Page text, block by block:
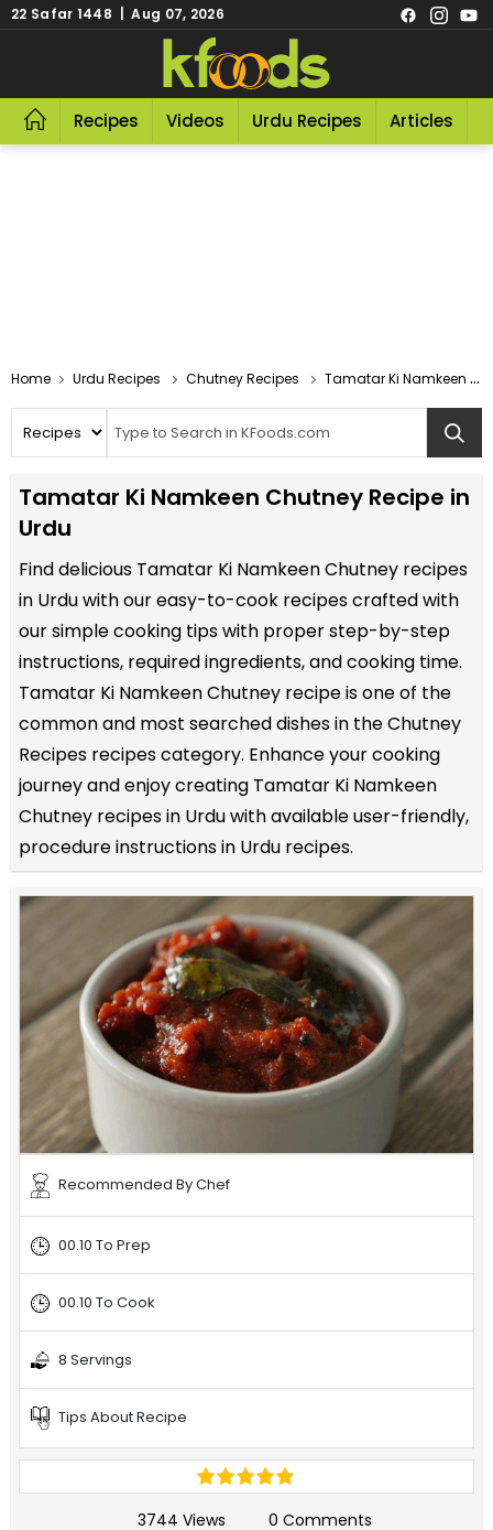
22 Safar 1448 | Aug 07, 2026
Recipes Videos Urdu Recipes Articles
Home Urdu Recipes Chutney Recipes Tamatar Ki Namkeen Chutney Recipe In Urdu
Tamatar Ki Namkeen Chutney Recipe in
Urdu
Find delicious Tamatar Ki Namkeen Chutney recipes
in Urdu with our easy-to-cook recipes crafted with
our simple cooking tips with proper step-by-step
instructions, required ingredients, and cooking time.
Tamatar Ki Namkeen Chutney recipe is one of the
common and most searched dishes in the Chutney
Recipes recipes category. Enhance your cooking
journey and enjoy creating Tamatar Ki Namkeen
Chutney recipes in Urdu with available user-friendly,
procedure instructions in Urdu recipes.
Recommended By Chef
00.10 To Prep
00.10 To Cook
8 Servings
Tips About Recipe
3744 Views 0 Comments